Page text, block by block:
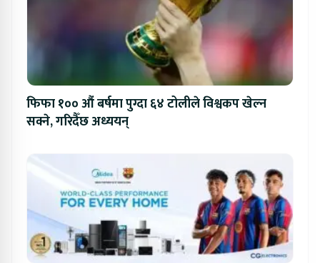
फिफा १०० औं बर्षमा पुग्दा ६४ टोलीले विश्वकप खेल्न
सक्ने, गरिदैँछ अध्ययन्